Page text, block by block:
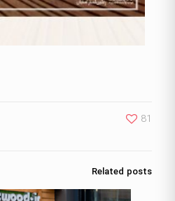
81
Related posts